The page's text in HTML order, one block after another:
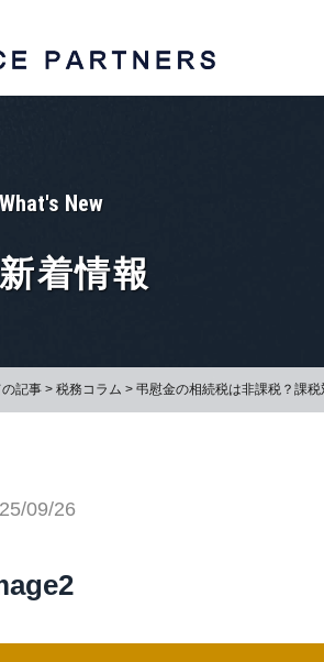
What's New
新着情報
記事 > 税務コラム > 弔慰金の相続税は非課税？課
09/26